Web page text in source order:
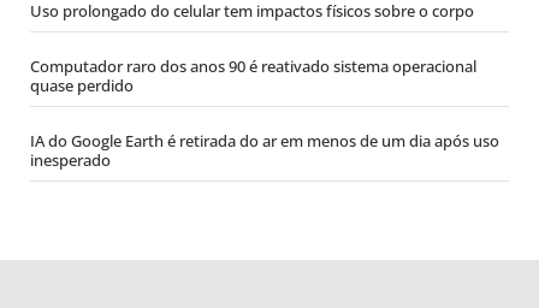
Uso prolongado do celular tem impactos físicos sobre o corpo
Computador raro dos anos 90 é reativado sistema operacional
quase perdido
IA do Google Earth é retirada do ar em menos de um dia após uso
inesperado